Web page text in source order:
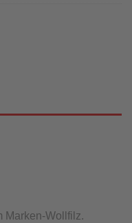
Marken-Wollfilz.